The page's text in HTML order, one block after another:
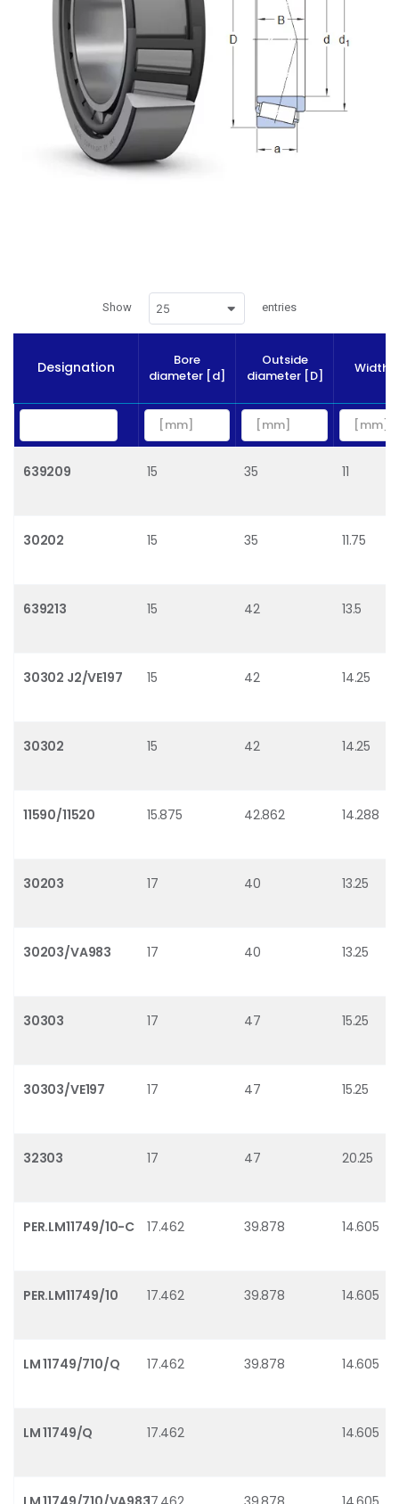
Show 25 entries
Designation
Bore
diameter [d]
Outside
diameter [D]
Width
639209 15 35 11
30202 15 35 11.75
639213 15 42 13.5
30302 J2/VE197 15 42 14.25
30302 15 42 14.25
11590/11520 15.875 42.862 14.288
30203 17 40 13.25
30203/VA983 17 40 13.25
30303 17 47 15.25
30303/VE197 17 47 15.25
32303 17 47 20.25
PER.LM11749/10-C 17.462 39.878 14.605
PER.LM11749/10 17.462 39.878 14.605
LM 11749/710/Q 17.462 39.878 14.605
LM 11749/Q 17.462 14.605